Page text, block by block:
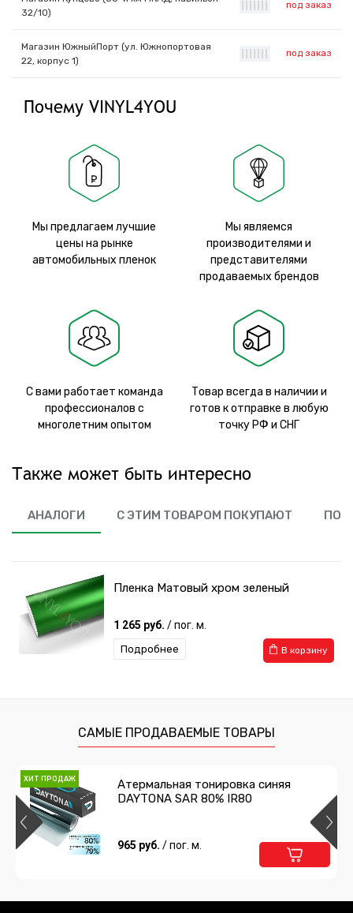
32/10)
под заказ
Магазин ЮжныйПорт (ул. Южнопортовая
22, корпус 1)
под заказ
Почему VINYL4YOU
Мы предлагаем лучшие
цены на рынке
автомобильных пленок
Мы являемся
производителями и
представителями
продаваемых брендов
С вами работает команда
профессионалов с
многолетним опытом
Товар всегда в наличии и
готов к отправке в любую
точку РФ и СНГ
Также может быть интересно
АНАЛОГИ С ЭТИМ ТОВАРОМ ПОКУПАЮТ
Пленка Матовый хром зеленый
1 265 руб. / пог. м.
В корзину
Подробнее
САМЫЕ ПРОДАВАЕМЫЕ ТОВАРЫ
ХИТ ПРОДАЖ
Атермальная тонировка синяя
DAYTONA SAR 80% IR80
965 руб. / пог. м.